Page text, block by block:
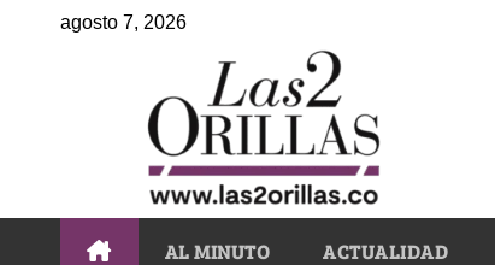
agosto 7, 2026
AL MINUTO ACTUALIDAD